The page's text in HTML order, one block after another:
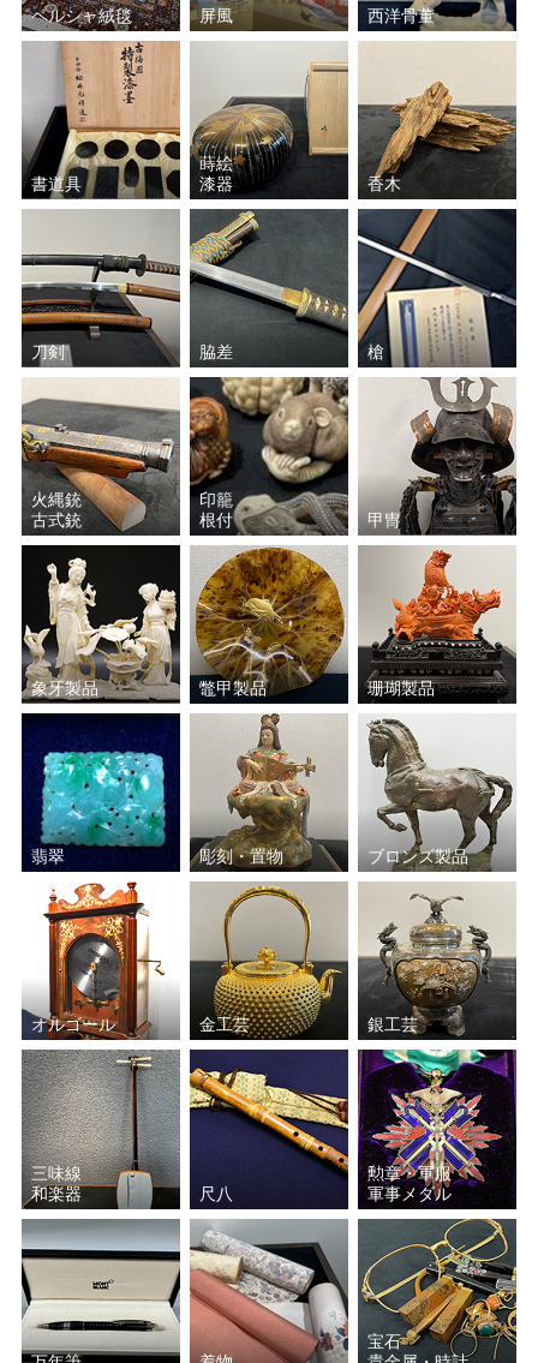
ペルシャ絨毯 屏風 西洋骨董
書道具
蒔絵
漆器
香木
刀剣 脇差 槍
火縄銃
古式銃
印籠
根付
甲冑
象牙製品 鼈甲製品 珊瑚製品
翡翠 彫刻・置物 ブロンズ製品
オルゴール 金工芸 銀工芸
三味線
和楽器
尺八
勲章・軍服
軍事メダル
宝石